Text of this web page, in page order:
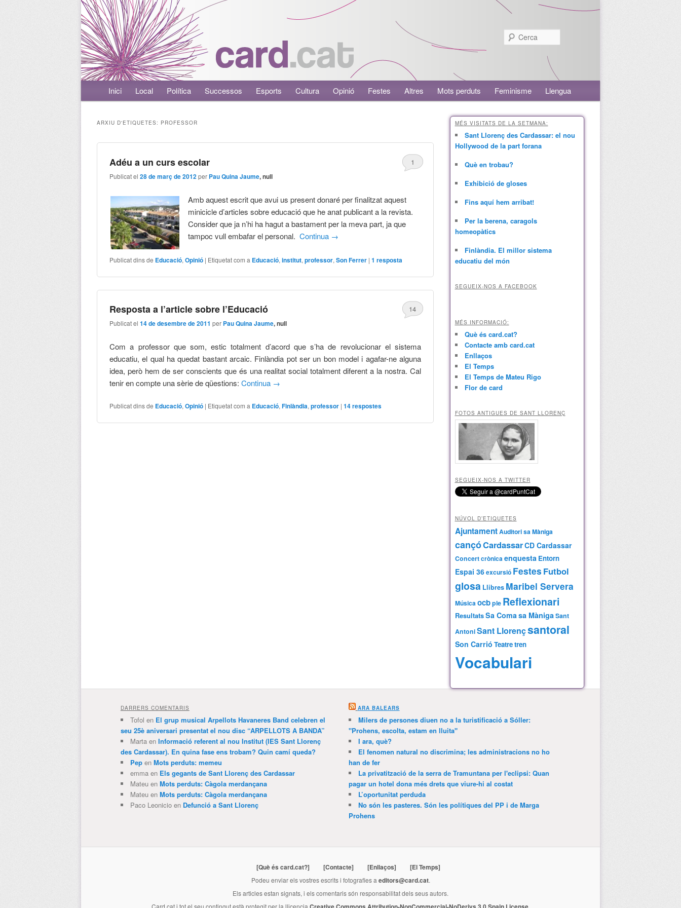
Menú principalAneu al contingut principal
Aneu al contingut secundari
Inici Local Política Successos Esports Cultura Opinió Festes Altres Mots perduts Feminisme Llengua
ARXIU D'ETIQUETES: PROFESSOR
Adéu a un curs escolar
Publicat el28 de març de 2012per Pau Quina Jaume, null
1
Amb aquest escrit que avui us present donaré per finalitzat aquest
minicicle d’articles sobre educació que he anat publicant a la revista.
Consider que ja n’hi ha hagut a bastament per la meva part, ja que
tampoc vull embafar el personal.Continua →
Publicat dins de Educació,Opinió | Etiquetat com a Educació,institut,professor,Son Ferrer |1 resposta
Resposta a l’article sobre l’Educació
Publicat el14 de desembre de 2011 per Pau Quina Jaume, null
14
Com a professor que som, estic totalment d’acord que s’ha de revolucionar el sistema
educatiu, el qual ha quedat bastant arcaic. Finlàndia pot ser un bon model i agafar-ne alguna
idea, però hem de ser conscients que és una realitat social totalment diferent a la nostra. Cal
tenir en compte una sèrie de qüestions:Continua →
Publicat dins de Educació,Opinió | Etiquetat com a Educació,Finlàndia,professor |14respostes
MÉS VISITATS DE LA SETMANA:
Sant Llorenç des Cardassar: el nou
Hollywood de la part forana
Què en trobau?
Exhibició de gloses
Fins aquí hem arribat!
Per la berena, caragols
homeopàtics
Finlàndia. El millor sistema
educatiu del món
SEGUEIX-NOS A FACEBOOK
MÉS INFORMACIÓ:
Què és card.cat?
Contacte amb card.cat
Enllaços
El Temps
El Temps de Mateu Rigo
Flor de card
FOTOS ANTIGUES DE SANT LLORENÇ
SEGUEIX-NOS A TWITTER
NÚVOL D’ETIQUETES
AjuntamentAuditori sa Màniga
cançóCardassarCD Cardassar
Concertcrònicaenquesta Entorn
Espai 36excursió Festes Futbol
glosa Llibres Maribel Servera
Músicaocbple Reflexionari
ResultatsSa Comasa MànigaSant
AntoniSant Llorençsantoral
Son Carrió Teatretren
Vocabulari
DARRERS COMENTARIS
Tofol en El grup musical Arpellots Havaneres Band celebren el
seu 25è aniversari presentat el nou disc “ARPELLOTS A BANDA”
Martaen Informació referent al nou Institut (IES Sant Llorenç
des Cardassar). En quina fase ens trobam? Quin camí queda?
Pepen Mots perduts: memeu
emmaen Els gegants de Sant Llorenç des Cardassar
Mateuen Mots perduts: Càgola merdançana
Mateuen Mots perduts: Càgola merdançana
Paco Leonicioen Defunció a Sant Llorenç
ARA BALEARS
Milers de persones diuen no a la turistificació a Sóller:
"Prohens, escolta, estam en lluita"
I ara, què?
El fenomen natural no discrimina; les administracions no ho
han de fer
La privatització de la serra de Tramuntana per l'eclipsi: Quan
pagar un hotel dona més drets que viure-hi al costat
L’oportunitat perduda
No són les pasteres. Són les polítiques del PP i de Marga
Prohens
[Què és card.cat?] [Contacte] [Enllaços] [El Temps]
Podeu enviar els vostres escrits i fotografies a editors@card.cat.
Els articles estan signats, i els comentaris són responsabilitat dels seus autors.